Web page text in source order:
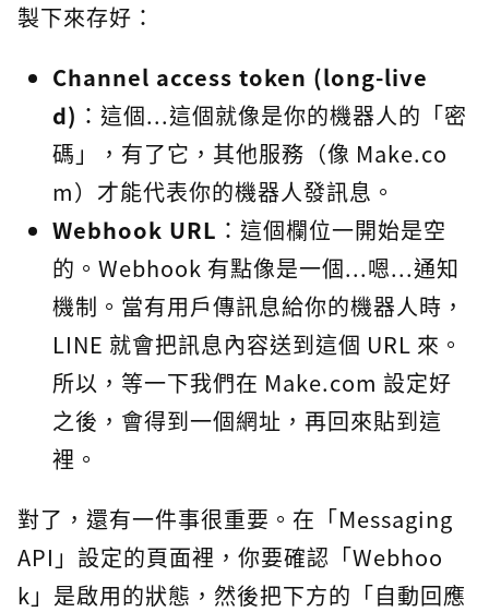
製下來存好：
Channel access token (long-live
d) ：這個...這個就像是你的機器人的「密
碼」，有了它，其他服務（像 Make.co
m）才能代表你的機器人發訊息。
Webhook URL ：這個欄位一開始是空
的。Webhook 有點像是一個...嗯...通知
機制。當有用戶傳訊息給你的機器人時，
LINE 就會把訊息內容送到這個 URL 來。
所以，等一下我們在 Make.com 設定好
之後，會得到一個網址，再回來貼到這
裡。
對了，還有一件事很重要。在「Messaging
API」設定的頁面裡，你要確認「Webhoo
k」是啟用的狀態，然後把下方的「自動回應